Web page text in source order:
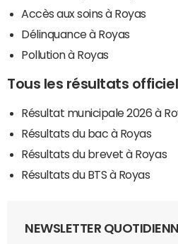
Accès aux soins à Royas
Délinquance à Royas
Pollution à Royas
Tous les résultats
Résultat municipale 2026 à
Résultats du bac à Royas
Résultats du brevet à Royas
Résultats du BTS à Royas
NEWSLETTER